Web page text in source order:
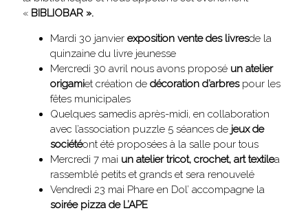
« BIBLIOBAR ».
Mardi 30 janvier exposition vente des livresde la
quinzaine du livre jeunesse
Mercredi 30 avril nous avons proposé un atelier
origamiet création de décoration d’arbrespour les
fêtes municipales
Quelques samedis après-midi, en collaboration
avec l’association puzzle 5 séances de jeux de
sociétéont été proposées à la salle pour tous
Mercredi 7 mai un atelier tricot, crochet, art textilea
rassemblé petits et grands et sera renouvelé
Vendredi 23 mai Phare en Dol’ accompagne la
soirée pizza de L’APE